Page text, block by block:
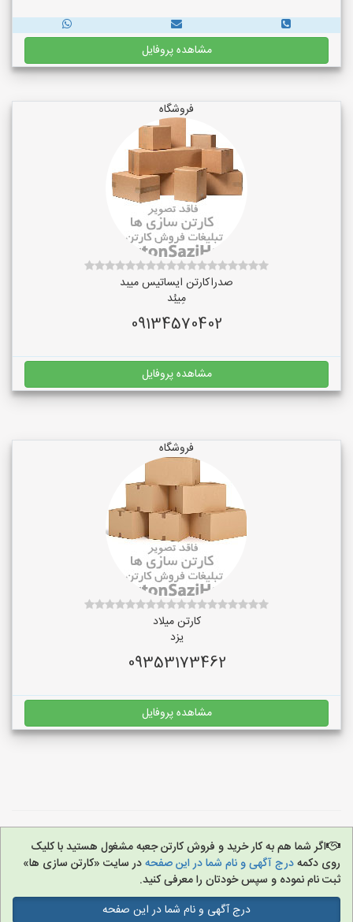
مشاهده پروفایل
فروشگاه
صدراکارتن ایساتیس میبد
مِیبُد
09134570402
مشاهده پروفایل
فروشگاه
کارتن میلاد
یزد
09353173462
مشاهده پروفایل
اگر شما هم به کار خرید و فروش کارتن جعبه مشغول هستید با کلیک
روی دکمهدرج آگهی و نام شما در این صفحهدر سایت «کارتن سازی ها»
ثبت نام نموده و سپس خودتان را معرفی کنید.
درج آگهی و نام شما در این صفحه